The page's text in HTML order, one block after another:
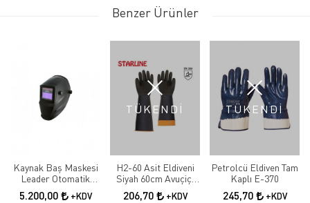
Benzer Ürünler
Kaynak Baş Maskesi
Leader Otomatik
Kararan
5.200,00 +KDV
TÜKENDİ
H2-60 Asit Eldiveni
Siyah 60cm Avuçiçi
Tırtıklı
206,70 +KDV
TÜKENDİ
Petrolcü Eldiven Tam
Kaplı E-370
245,70 +KDV